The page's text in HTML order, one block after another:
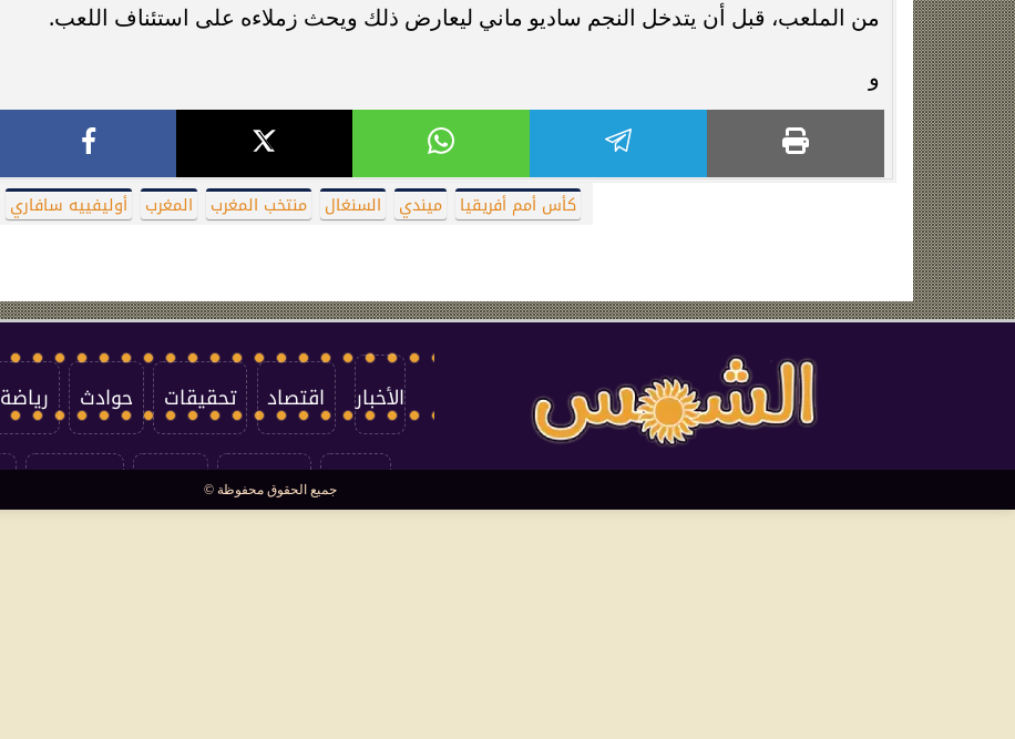
من الملعب، قبل أن يتدخل النجم ساديو ماني ليعارض ذلك ويحث زملاءه على استئناف اللعب.
و
كأس أمم أفريقيا ميندي السنغال منتخب المغرب المغرب أوليفييه سافاري
الأخبار اقتصاد تحقيقات حوادث رياضة
العالم سوشيال
جميع الحقوق محفوظة ©